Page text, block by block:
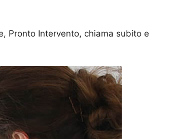
Pronto Intervento, chiama subito e